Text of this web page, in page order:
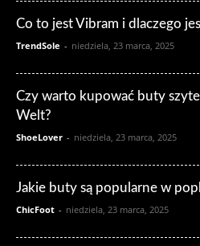
Co to jest Vibram i dlaczego
TrendSole - niedziela, 23 marca, 2025
Czy warto kupować buty
Welt?
ShoeLover - niedziela, 23 marca, 2025
Jakie buty są popularne w
ChicFoot - niedziela, 23 marca, 2025